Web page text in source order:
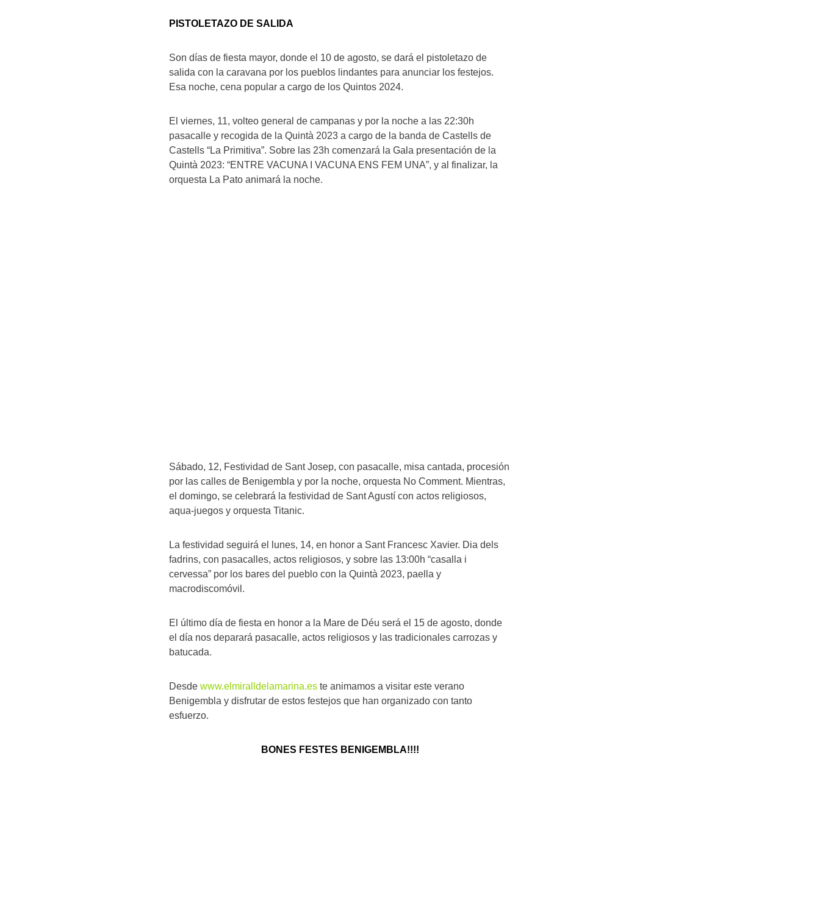
PISTOLETAZO DE SALIDA
Son días de fiesta mayor, donde el 10 de agosto, se dará el pistoletazo de
salida con la caravana por los pueblos lindantes para anunciar los festejos.
Esa noche, cena popular a cargo de los Quintos 2024.
El viernes, 11, volteo general de campanas y por la noche a las 22:30h
pasacalle y recogida de la Quintà 2023 a cargo de la banda de Castells de
Castells “La Primitiva”. Sobre las 23h comenzará la Gala presentación de la
Quintà 2023: “ENTRE VACUNA I VACUNA ENS FEM UNA”, y al finalizar, la
orquesta La Pato animará la noche.
Sábado, 12, Festividad de Sant Josep, con pasacalle, misa cantada, procesión
por las calles de Benigembla y por la noche, orquesta No Comment. Mientras,
el domingo, se celebrará la festividad de Sant Agustí con actos religiosos,
aqua-juegos y orquesta Titanic.
La festividad seguirá el lunes, 14, en honor a Sant Francesc Xavier. Dia dels
fadrins, con pasacalles, actos religiosos, y sobre las 13:00h “casalla i
cervessa” por los bares del pueblo con la Quintà 2023, paella y
macrodiscomóvil.
El último día de fiesta en honor a la Mare de Déu será el 15 de agosto, donde
el día nos deparará pasacalle, actos religiosos y las tradicionales carrozas y
batucada.
Desde www.elmiralldelamarina.es te animamos a visitar este verano
Benigembla y disfrutar de estos festejos que han organizado con tanto
esfuerzo.
BONES FESTES BENIGEMBLA!!!!